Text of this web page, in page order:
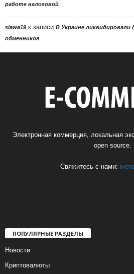
работе налоговой
slawa19 к записи В Украине
обменников
Электронная коммерция, локальная
open source.
Свяжитесь с нами:
ПОПУЛЯРНЫЕ РАЗДЕЛЫ
Новости
Криптовалюты